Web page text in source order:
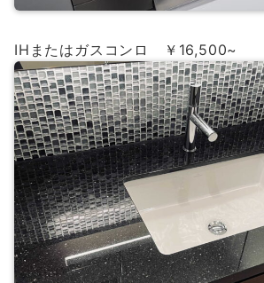
IHまたはガスコンロ ￥16,500~